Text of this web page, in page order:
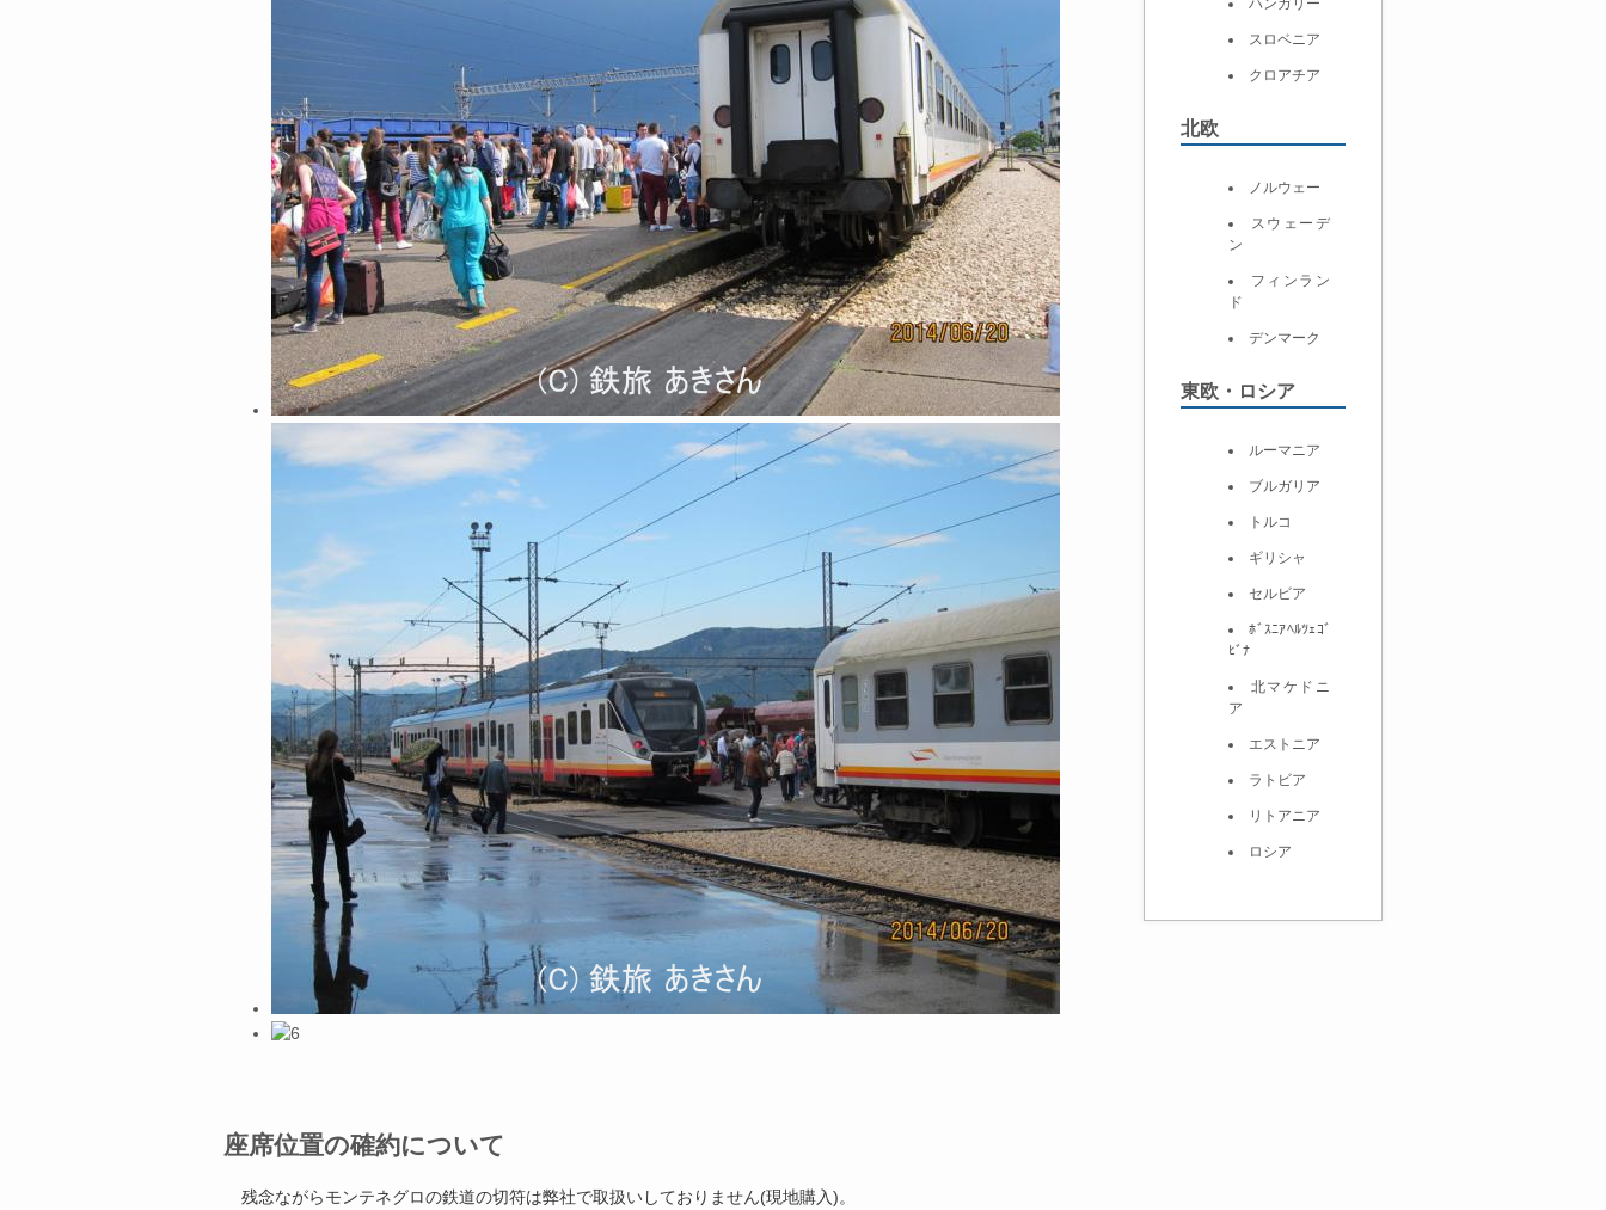
座席位置の確約について
残念ながらモンテネグロの鉄道の切符は弊社で取扱いしておりません(現地購入)。
ハンガリー
スロベニア
クロアチア
北欧
ノルウェー
スウェーデ
ン
フィンラン
ド
デンマーク
東欧・ロシア
ルーマニア
ブルガリア
トルコ
ギリシャ
セルビア
ﾎﾞｽﾆｱﾍﾙﾂｪｺﾞ
ﾋﾞﾅ
北マケドニ
ア
エストニア
ラトビア
リトアニア
ロシア